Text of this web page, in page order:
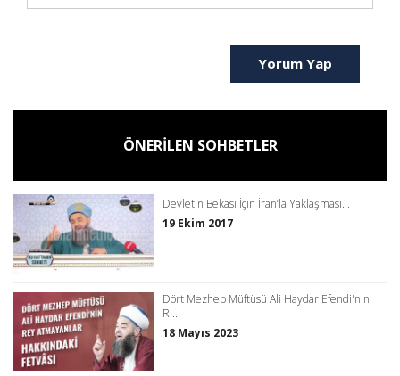
Yorum Yap
ÖNERİLEN SOHBETLER
Devletin Bekası İçin İran’la Yaklaşması...
19 Ekim 2017
Dört Mezhep Müftüsü Ali Haydar Efendi'nin
R...
18 Mayıs 2023